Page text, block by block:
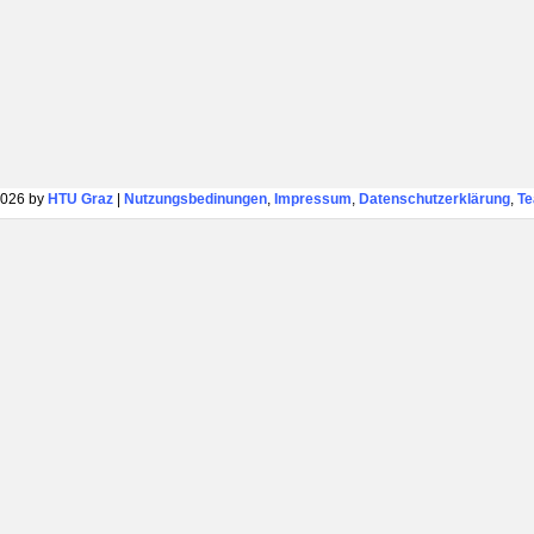
by HTU Graz| Nutzungsbedinungen, Impressum, Datenschutzerklärung,